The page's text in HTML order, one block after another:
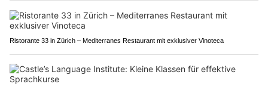
Ristorante 33 in Zürich – Mediterranes Restaurant mit exklusiver Vinoteca